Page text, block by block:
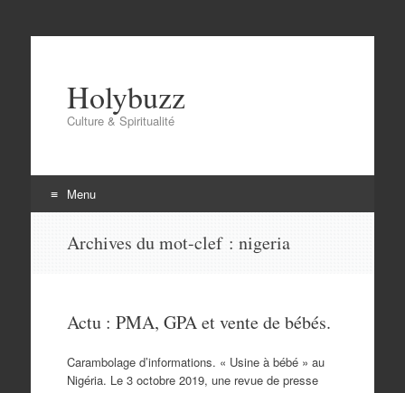
Holybuzz
Culture & Spiritualité
Menu
Archives du mot-clef : nigeria
Actu : PMA, GPA et vente de bébés.
Carambolage d’informations. « Usine à bébé » au
Nigéria. Le 3 octobre 2019, une revue de presse